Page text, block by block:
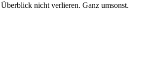
nicht verlieren. Ganz umsonst.